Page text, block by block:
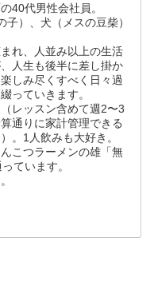
40代男性会社員。
）、犬（メスの豆柴）
れ、人並み以上の生活
人生も後半に差し掛か
しみ尽くすべく日々過
っていきます。
レッスン含めて週2〜3
通りに家計管理できる
。1人飲みも大好き。
こつラーメンの雄「無
ています。